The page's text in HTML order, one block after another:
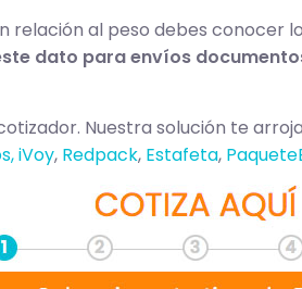
relación al peso debes conocer
dato para envíos
Nuestra solución te
iVoy, Redpack, Estafeta,